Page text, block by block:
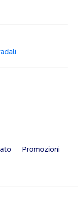
Promozioni